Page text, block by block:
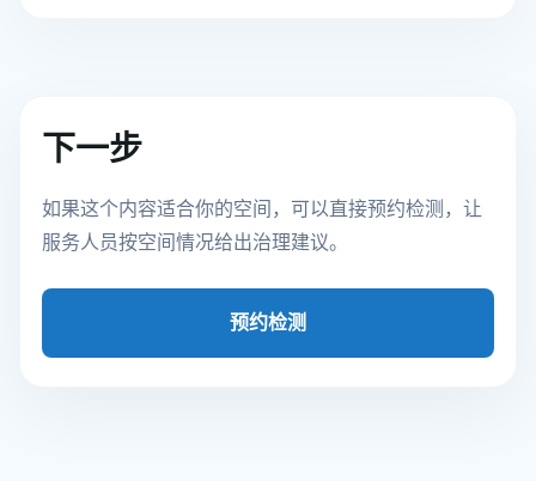
下一步
如果这个内容适合你的空间，可以直接预约检测，让
服务人员按空间情况给出治理建议。
预约检测